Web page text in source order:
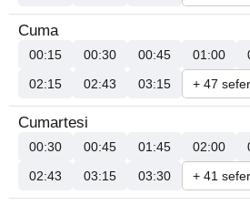
Cuma
00:15 00:30 00:45 01:00
02:15
02:43 03:15 + 47 sefer
Cumartesi
00:30 00:45 01:45 02:00
02:43
03:15 03:30 + 41 sefer